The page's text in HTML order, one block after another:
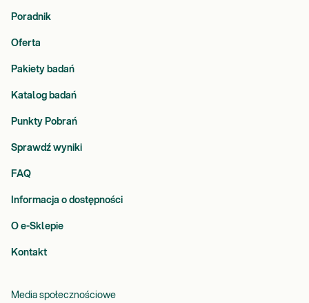
Poradnik
Oferta
Pakiety badań
Katalog badań
Punkty Pobrań
Sprawdź wyniki
FAQ
Informacja o dostępności
O e-Sklepie
Kontakt
Media społecznościowe